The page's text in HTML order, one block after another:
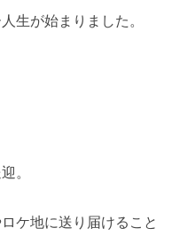
生が始まりました。
。
ケ地に送り届けること